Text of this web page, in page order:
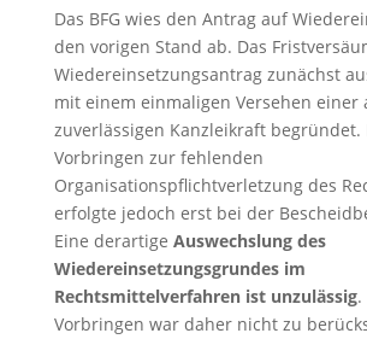
Das BFG wies den Antrag auf
den vorigen Stand ab. Das
Wiedereinsetzungsantrag zunächst
mit einem einmaligen Versehen einer
zuverlässigen Kanzleikraft begründet.
Vorbringen zur fehlenden
Organisationspflichtverletzung des
erfolgte jedoch erst bei der
Eine derartige Auswechslung des
Wiedereinsetzungsgrundes im
Rechtsmittelverfahren ist unzulässig.
Vorbringen war daher nicht zu